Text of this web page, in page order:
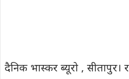
दैनिक भास्कर ब्यूरो , सीतापुर।